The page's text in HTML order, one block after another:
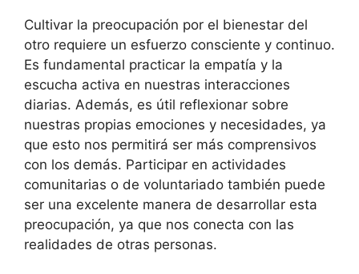
Cultivar la preocupación por el bienestar del
otro requiere un esfuerzo consciente y continuo.
Es fundamental practicar la empatía y la
escucha activa en nuestras interacciones
diarias. Además, es útil reflexionar sobre
nuestras propias emociones y necesidades, ya
que esto nos permitirá ser más comprensivos
con los demás. Participar en actividades
comunitarias o de voluntariado también puede
ser una excelente manera de desarrollar esta
preocupación, ya que nos conecta con las
realidades de otras personas.